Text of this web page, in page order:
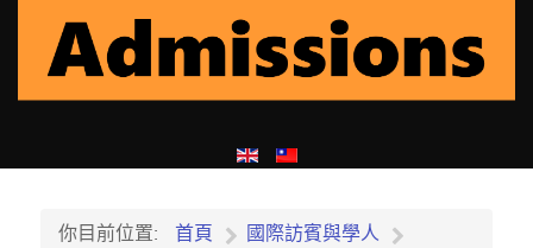
你目前位置: 首頁
國際訪賓與學人